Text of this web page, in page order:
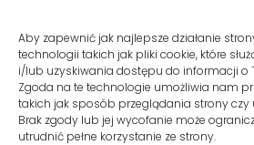
Aby zapewnić jak najlepsze działanie
technologii takich jak pliki cookie, które
i/lub uzyskiwania dostępu do informacji o
Zgoda na te technologie umożliwia nam
takich jak sposób przeglądania strony czy
Brak zgody lub jej wycofanie może
utrudnić pełne korzystanie ze strony.
Coach Wrocław
Hipnoza Wrocław
Trening uważności
Mindfulness dla zabieganych
Psycholog dla pracowników